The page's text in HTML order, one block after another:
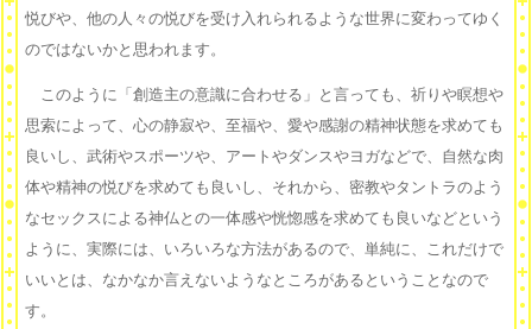
悦びや、他の人々の悦びを受け入れられるような世界に変わってゆく
のではないかと思われます。
このように「創造主の意識に合わせる」と言っても、祈りや瞑想や
思索によって、心の静寂や、至福や、愛や感謝の精神状態を求めても
良いし、武術やスポーツや、アートやダンスやヨガなどで、自然な肉
体や精神の悦びを求めても良いし、それから、密教やタントラのよう
なセックスによる神仏との一体感や恍惚感を求めても良いなどという
ように、実際には、いろいろな方法があるので、単純に、これだけで
いいとは、なかなか言えないようなところがあるということなので
す。